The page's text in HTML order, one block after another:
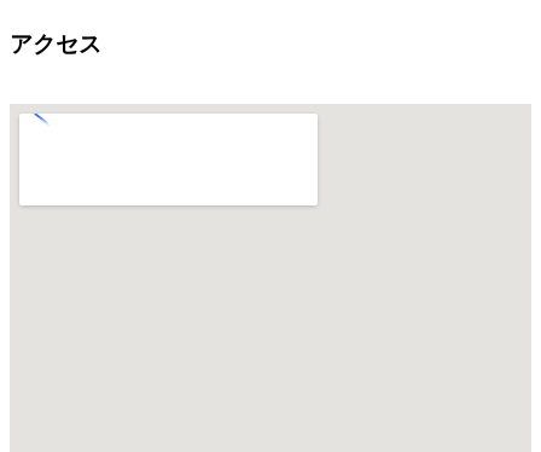
アクセス